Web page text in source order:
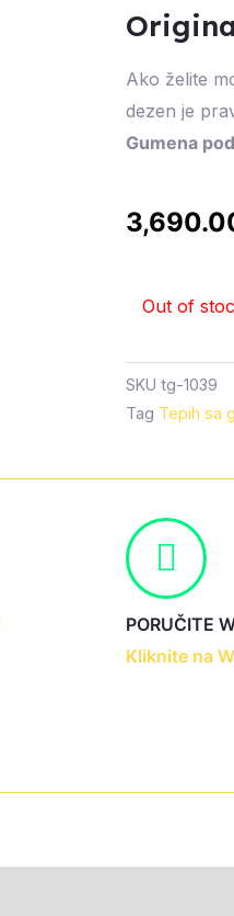
Ako želite
dezen je
Gumena
Out of
SKU tg-1039
Tag Tepih sa
PORUČITE
Kliknite na